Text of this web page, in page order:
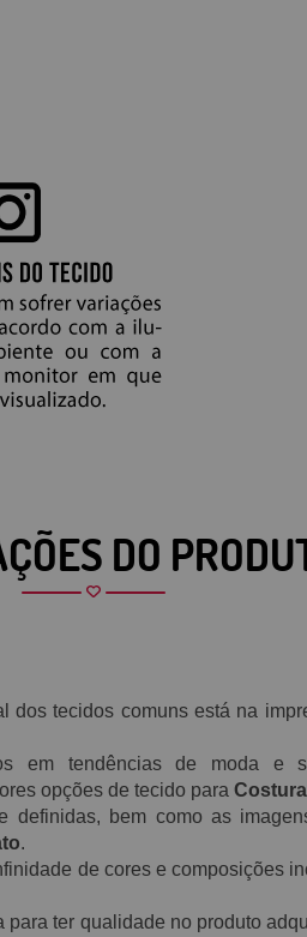
DO
tecidos comuns está na
em tendências de moda e
opções de tecido para Costura
bem como as
.
de cores e composições
para ter qualidade no produto